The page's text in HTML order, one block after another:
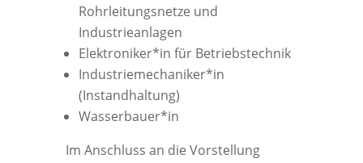
Rohrleitungsnetze und
Industrieanlagen
Elektroniker*in für Betriebstechnik
Industriemechaniker*in
(Instandhaltung)
Wasserbauer*in
Im Anschluss an die Vorstellung